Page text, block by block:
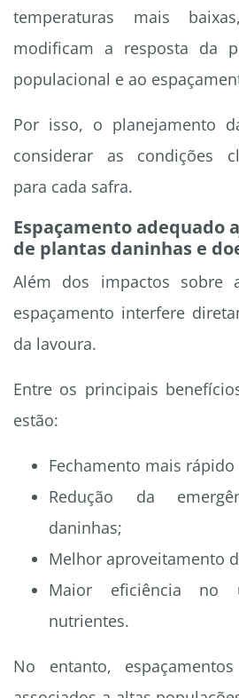
temperaturas mais
modificam a resposta da
populacional e ao
Por isso, o planejamento
considerar as condições
para cada safra.
Espaçamento adequado
de plantas daninhas e
Além dos impactos sobre
espaçamento interfere
da lavoura.
Entre os principais
estão:
Fechamento mais
Redução da
daninhas;
Melhor aproveitamento
Maior eficiência
nutrientes.
No entanto,